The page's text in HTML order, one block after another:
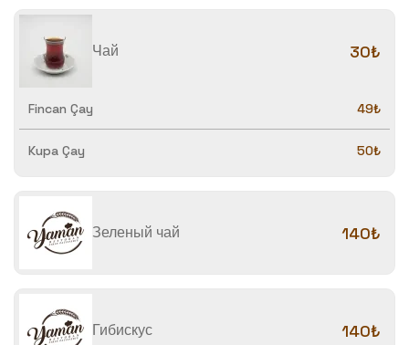
Чай 30₺
Fincan Çay 49₺
Kupa Çay 50₺
Зеленый чай 140₺
Гибискус 140₺